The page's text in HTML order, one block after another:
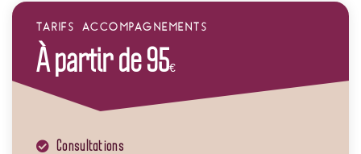
TARIFS ACCOMPAGNEMENTS
À partir de 95€
Consultations